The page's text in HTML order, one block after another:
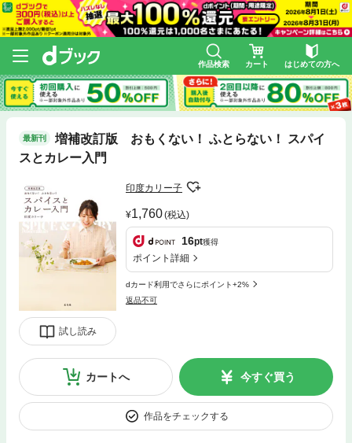
作品検索 カート はじめての方へ
最新刊
増補改訂版 おもくない！ ふとらない！ スパイ
スとカレー入門
試し読み
印度カリー子
1,760(税込)
16pt獲得
ポイント詳細
dカード利用でさらにポイント+2%
返品不可
カートへ 今すぐ買う
作品をチェックする